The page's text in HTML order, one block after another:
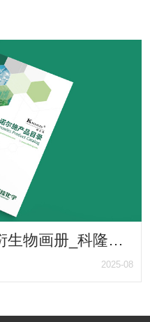
高纯化学品与氨基酸衍生物画册_科隆化学旗下品牌KNOWLES诺尔施产品目录手册
2025-08